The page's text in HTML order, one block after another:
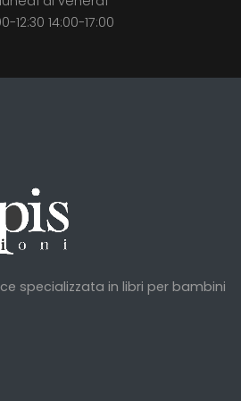
12:30 14:00-17:00
specializzata in libri per bambini